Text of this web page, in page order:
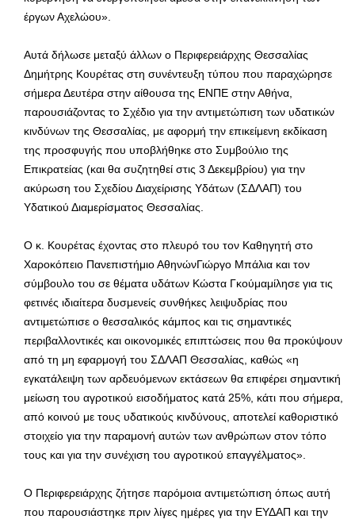
έργων Αχελώου».
Αυτά δήλωσε μεταξύ άλλων ο Περιφερειάρχης Θεσσαλίας
Δημήτρης Κουρέτας στη συνέντευξη τύπου που παραχώρησε
σήμερα Δευτέρα στην αίθουσα της ΕΝΠΕ στην Αθήνα,
παρουσιάζοντας το Σχέδιο για την αντιμετώπιση των υδατικών
κινδύνων της Θεσσαλίας, με αφορμή την επικείμενη εκδίκαση
της προσφυγής που υποβλήθηκε στο Συμβούλιο της
Επικρατείας (και θα συζητηθεί στις 3 Δεκεμβρίου) για την
ακύρωση του Σχεδίου Διαχείρισης Υδάτων (ΣΔΛΑΠ) του
Υδατικού Διαμερίσματος Θεσσαλίας.
Ο κ. Κουρέτας έχοντας στο πλευρό του τον Καθηγητή στο
Χαροκόπειο Πανεπιστήμιο ΑθηνώνΓιώργο Μπάλια και τον
σύμβουλο του σε θέματα υδάτων Κώστα Γκούμαμίλησε για τις
φετινές ιδιαίτερα δυσμενείς συνθήκες λειψυδρίας που
αντιμετώπισε ο θεσσαλικός κάμπος και τις σημαντικές
περιβαλλοντικές και οικονομικές επιπτώσεις που θα προκύψουν
από τη μη εφαρμογή του ΣΔΛΑΠ Θεσσαλίας, καθώς «η
εγκατάλειψη των αρδευόμενων εκτάσεων θα επιφέρει σημαντική
μείωση του αγροτικού εισοδήματος κατά 25%, κάτι που σήμερα,
από κοινού με τους υδατικούς κινδύνους, αποτελεί καθοριστικό
στοιχείο για την παραμονή αυτών των ανθρώπων στον τόπο
τους και για την συνέχιση του αγροτικού επαγγέλματος».
Ο Περιφερειάρχης ζήτησε παρόμοια αντιμετώπιση όπως αυτή
που παρουσιάστηκε πριν λίγες ημέρες για την ΕΥΔΑΠ και την